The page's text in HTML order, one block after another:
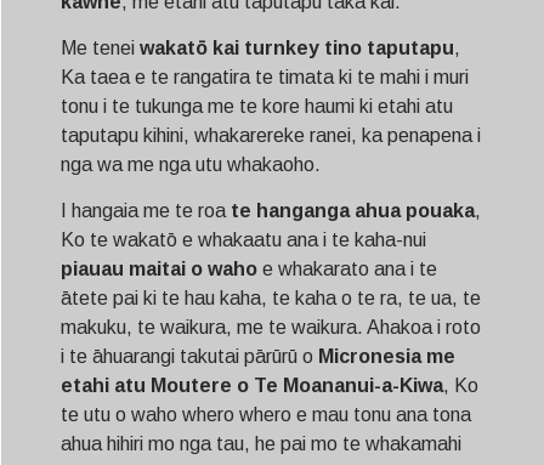
Me tenei wakatō kai turnkey tino taputapu,
Ka taea e te rangatira te timata ki te mahi i muri
tonu i te tukunga me te kore haumi ki etahi atu
taputapu kihini, whakarereke ranei, ka penapena i
nga wa me nga utu whakaoho.
I hangaia me te roa te hanganga ahua pouaka,
Ko te wakatō e whakaatu ana i te kaha-nui
piauau maitai o waho e whakarato ana i te
ātete pai ki te hau kaha, te kaha o te ra, te ua, te
makuku, te waikura, me te waikura. Ahakoa i roto
i te āhuarangi takutai pārūrū o Micronesia me
etahi atu Moutere o Te Moananui-a-Kiwa, Ko
te utu o waho whero whero e mau tonu ana tona
ahua hihiri mo nga tau, he pai mo te whakamahi